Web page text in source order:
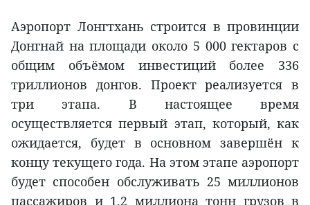
Аэропорт Лонгтхань строится в провинции
Донгнай на площади около 5 000 гектаров с
общим объёмом инвестиций более 336
триллионов донгов. Проект реализуется в
три этапа. В настоящее время
осуществляется первый этап, который, как
ожидается, будет в основном завершён к
концу текущего года. На этом этапе аэропорт
будет способен обслуживать 25 миллионов
пассажиров и 1,2 миллиона тонн грузов в